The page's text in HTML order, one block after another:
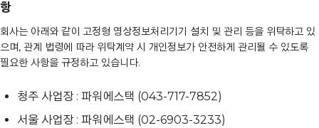
항
회사는 아래와 같이 고정형 영상정보처리기기 설치 및 관리 등을 위탁하고 있
으며, 관계 법령에 따라 위탁계약 시 개인정보가 안전하게 관리될 수 있도록
필요한 사항을 규정하고 있습니다.
청주 사업장 : 파워에스택 (043-717-7852)
서울 사업장 : 파워에스택 (02-6903-3233)